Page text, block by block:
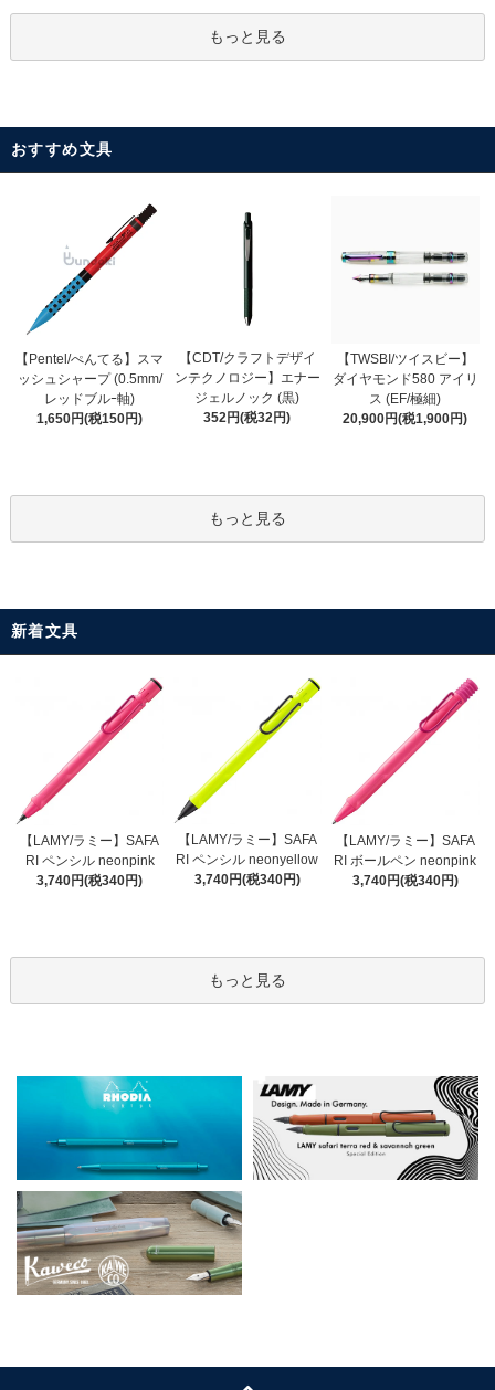
もっと見る
おすすめ文具
【Pentel/ぺんてる】スマ
ッシュシャープ (0.5mm/
レッドブルｰ軸)
1,650円(税150円)
【CDT/クラフトデザイ
ンテクノロジー】エナー
ジェルノック (黒)
352円(税32円)
【TWSBI/ツイスビー】
ダイヤモンド580 アイリ
ス (EF/極細)
20,900円(税1,900円)
もっと見る
新着文具
【LAMY/ラミー】SAFA
RI ペンシル neonpink
3,740円(税340円)
【LAMY/ラミー】SAFA
RI ペンシル neonyellow
3,740円(税340円)
【LAMY/ラミー】SAFA
RI ボールペン neonpink
3,740円(税340円)
もっと見る